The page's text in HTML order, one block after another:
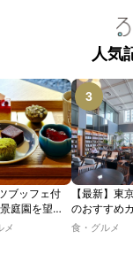
人気
ブッフェ付
庭園を望む
ストランで味
メ
【最新】東
のおすすめ
選｜ひとり
食・グルメ